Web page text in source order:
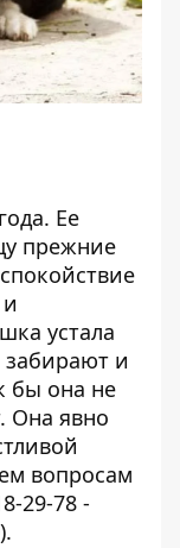
Ее
прежние
устала
забирают и
бы она не
Она явно
вопросам
29-78 -